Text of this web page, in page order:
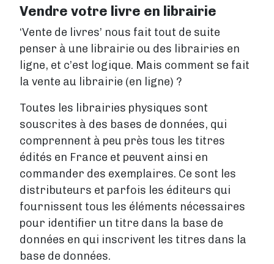
Vendre votre livre en librairie
‘Vente de livres’ nous fait tout de suite
penser à une librairie ou des librairies en
ligne, et c’est logique. Mais comment se fait
la vente au librairie (en ligne) ?
Toutes les librairies physiques sont
souscrites à des bases de données, qui
comprennent à peu près tous les titres
édités en France et peuvent ainsi en
commander des exemplaires. Ce sont les
distributeurs et parfois les éditeurs qui
fournissent tous les éléments nécessaires
pour identifier un titre dans la base de
données en qui inscrivent les titres dans la
base de données.